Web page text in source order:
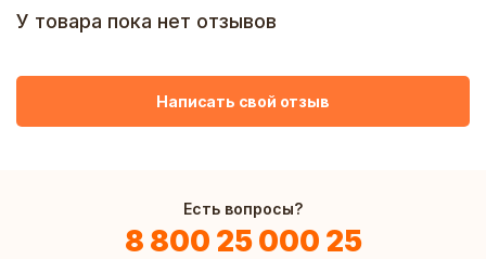
У товара пока нет отзывов
Написать свой отзыв
Есть вопросы?
8 800 25 000 25